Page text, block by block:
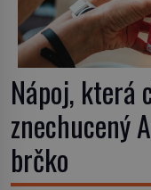
Nápoj, která
znechucený
brčko